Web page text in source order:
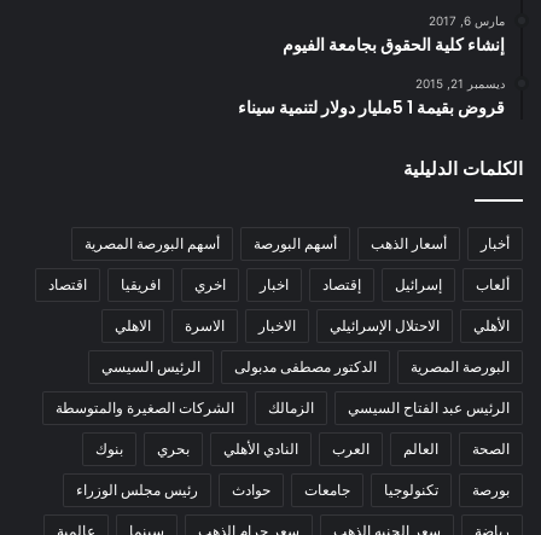
مارس 6, 2017
إنشاء كلية الحقوق بجامعة الفيوم
ديسمبر 21, 2015
قروض بقيمة 1 5مليار دولار لتنمية سيناء
الكلمات الدليلية
أخبار أسعار الذهب أسهم البورصة أسهم البورصة المصرية
ألعاب إسرائيل إقتصاد اخبار اخري افريقيا اقتصاد
الأهلي الاحتلال الإسرائيلي الاخبار الاسرة الاهلي
البورصة المصرية الدكتور مصطفى مدبولى الرئيس السيسي
الرئيس عبد الفتاح السيسي الزمالك الشركات الصغيرة والمتوسطة
الصحة العالم العرب النادي الأهلي بحري بنوك
بورصة تكنولوجيا جامعات حوادث رئيس مجلس الوزراء
رياضة سعر الجنيه الذهب سعر جرام الذهب سينما عالمية